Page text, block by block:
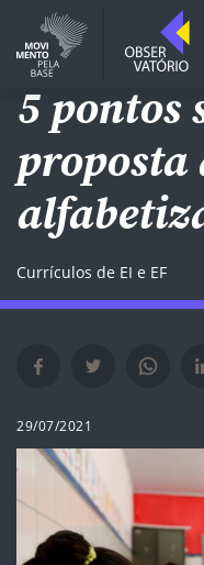
REDES DE EI E EF
5 pontos
proposta
Currículos de EI e EF
Compartilhar no Facebook em
Compartilhar no
29/07/2021